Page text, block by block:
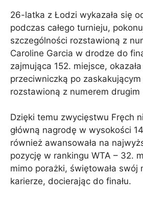
26-latka z Łodzi wykazała się
podczas całego turnieju,
szczególności rozstawioną z
Caroline Garcia w drodze do
zajmująca 152. miejsce,
przeciwniczką po
rozstawioną z numerem drugim
Dzięki temu zwycięstwu Fręch
główną nagrodę w wysokości
również awansowała na
pozycję w rankingu WTA – 32.
mimo porażki, świętowała swój
karierze, docierając do finału.